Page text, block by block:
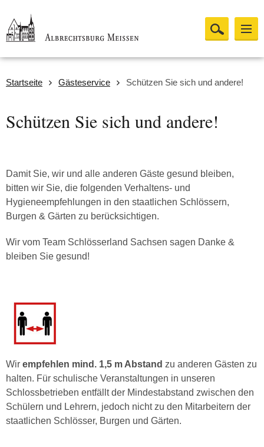
Startseite Gästeservice Schützen Sie sich und andere!
Schützen Sie sich und andere!
Damit Sie, wir und alle anderen Gäste gesund bleiben,
bitten wir Sie, die folgenden Verhaltens- und
Hygieneempfehlungen in den staatlichen Schlössern,
Burgen & Gärten zu berücksichtigen.
Wir vom Team Schlösserland Sachsen sagen Danke &
bleiben Sie gesund!
Wir empfehlen mind. 1,5 m Abstand zu anderen Gästen zu
halten. Für schulische Veranstaltungen in unseren
Schlossbetrieben entfällt der Mindestabstand zwischen den
Schülern und Lehrern, jedoch nicht zu den Mitarbeitern der
staatlichen Schlösser, Burgen und Gärten.